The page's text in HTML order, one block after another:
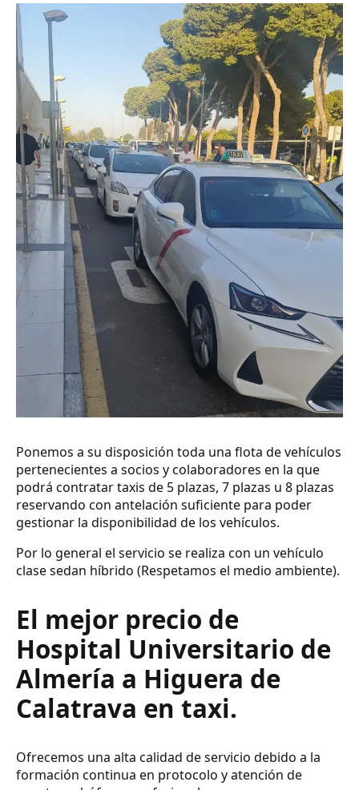
Ponemos a su disposición toda una flota de vehículos
pertenecientes a socios y colaboradores en la que
podrá contratar taxis de 5 plazas, 7 plazas u 8 plazas
reservando con antelación suficiente para poder
gestionar la disponibilidad de los vehículos.
Por lo general el servicio se realiza con un vehículo
clase sedan híbrido (Respetamos el medio ambiente).
El mejor precio de
Hospital Universitario de
Almería a Higuera de
Calatrava en taxi.
Ofrecemos una alta calidad de servicio debido a la
formación continua en protocolo y atención de